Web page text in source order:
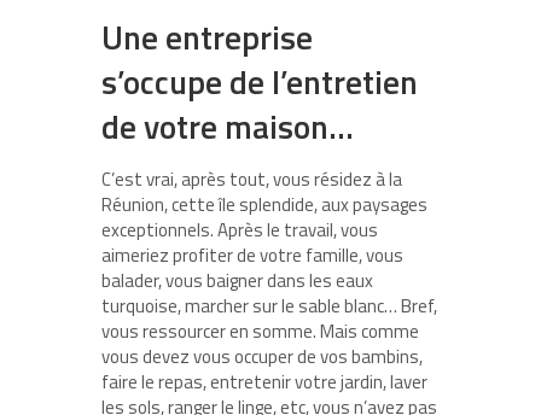
Une entreprise
s’occupe de l’entretien
de votre maison…
C’est vrai, après tout, vous résidez à la
Réunion, cette île splendide, aux paysages
exceptionnels. Après le travail, vous
aimeriez profiter de votre famille, vous
balader, vous baigner dans les eaux
turquoise, marcher sur le sable blanc… Bref,
vous ressourcer en somme. Mais comme
vous devez vous occuper de vos bambins,
faire le repas, entretenir votre jardin, laver
les sols, ranger le linge, etc, vous n’avez pas